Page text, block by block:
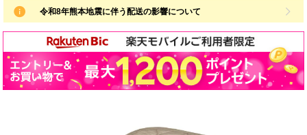
令和8年熊本地震に伴う配送の影響について